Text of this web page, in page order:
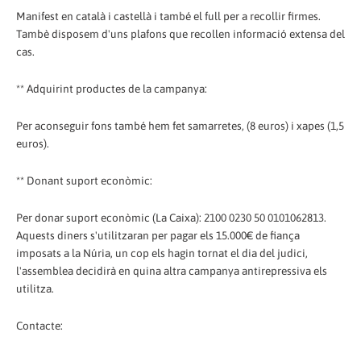
Manifest en català i castellà i també el full per a recollir firmes.
Tambè disposem d'uns plafons que recollen informació extensa del
cas.
** Adquirint productes de la campanya:
Per aconseguir fons també hem fet samarretes, (8 euros) i xapes (1,5
euros).
** Donant suport econòmic:
Per donar suport econòmic (La Caixa): 2100 0230 50 0101062813.
Aquests diners s'utilitzaran per pagar els 15.000€ de fiança
imposats a la Núria, un cop els hagin tornat el dia del judici,
l'assemblea decidirà en quina altra campanya antirepressiva els
utilitza.
Contacte: